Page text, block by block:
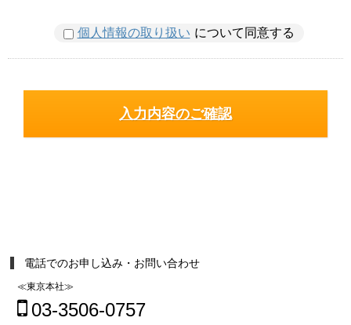
個人情報の取り扱い について同意する
電話でのお申し込み・お問い合わせ
≪東京本社≫
03-3506-0757